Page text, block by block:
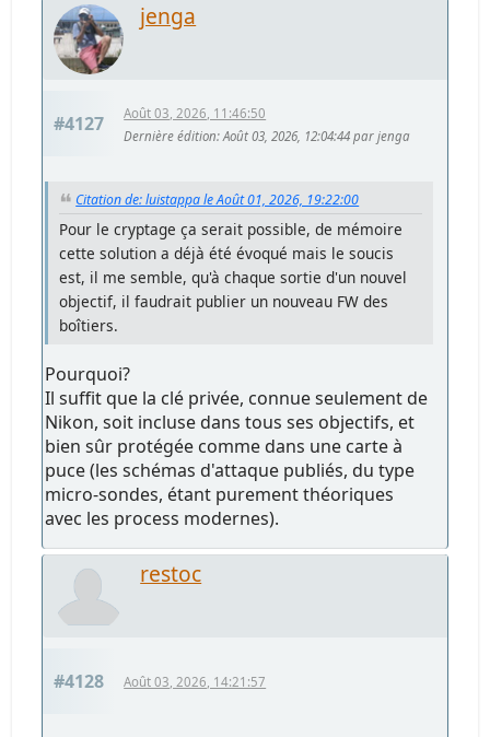
jenga
#4127
Août 03, 2026, 11:46:50
Dernière édition: Août 03, 2026, 12:04:44 par jenga
Citation de: luistappa le Août 01, 2026, 19:22:00
Pour le cryptage ça serait possible, de mémoire
cette solution a déjà été évoqué mais le soucis
est, il me semble, qu'à chaque sortie d'un nouvel
objectif, il faudrait publier un nouveau FW des
boîtiers.
Pourquoi?
Il suffit que la clé privée, connue seulement de
Nikon, soit incluse dans tous ses objectifs, et
bien sûr protégée comme dans une carte à
puce (les schémas d'attaque publiés, du type
micro-sondes, étant purement théoriques
avec les process modernes).
restoc
#4128 Août 03, 2026, 14:21:57